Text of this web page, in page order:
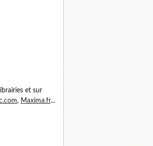
et sur
, Maxima.fr...